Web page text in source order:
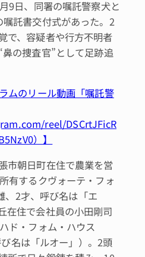
9日、同署の嘱託警察犬と
託書交付式があった。2
で、容疑者や行方不明者
の捜査官”として足跡追
ムのリール動画「嘱託警
reel/DSCrtJFicR
）】
市朝日町在住で農業を営
有するクヴォーテ・フォ
、2才、呼び名は「エ
在住で会社員の小田剛司
ド・フォム・ハウス
名は「ルオー」）。2頭